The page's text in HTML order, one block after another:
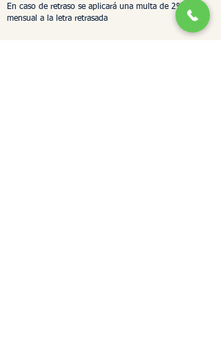
En caso de retraso se aplicará una multa de 2%
mensual a la letra retrasada